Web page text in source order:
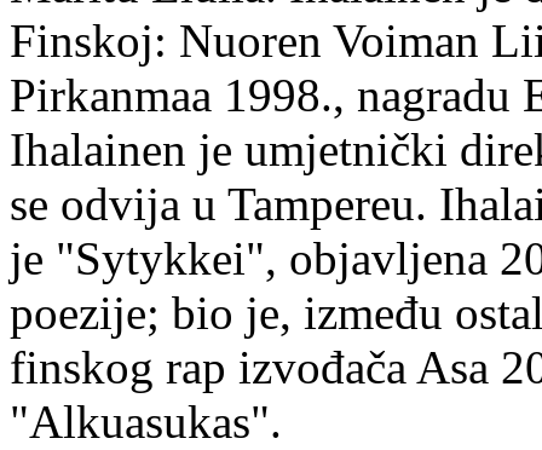
Finskoj: Nuoren Voiman
Pirkanmaa 1998.,
Ihalainen je umjetnički
se odvija u Tampereu.
je "Sytykkei", objavljena
poezije; bio je, između
finskog rap izvođača Asa
"Alkuasukas".